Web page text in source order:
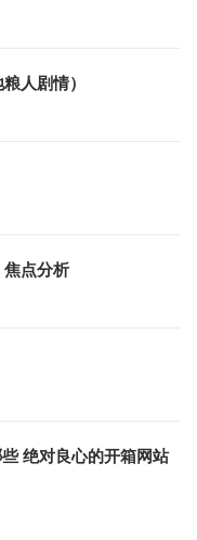
人剧情）
焦点分析
绝对良心的开箱网站